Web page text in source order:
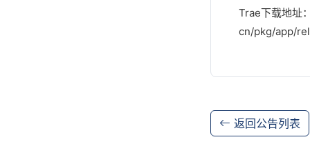
Trae下载地址
cn/pkg/app/
返回公告列表